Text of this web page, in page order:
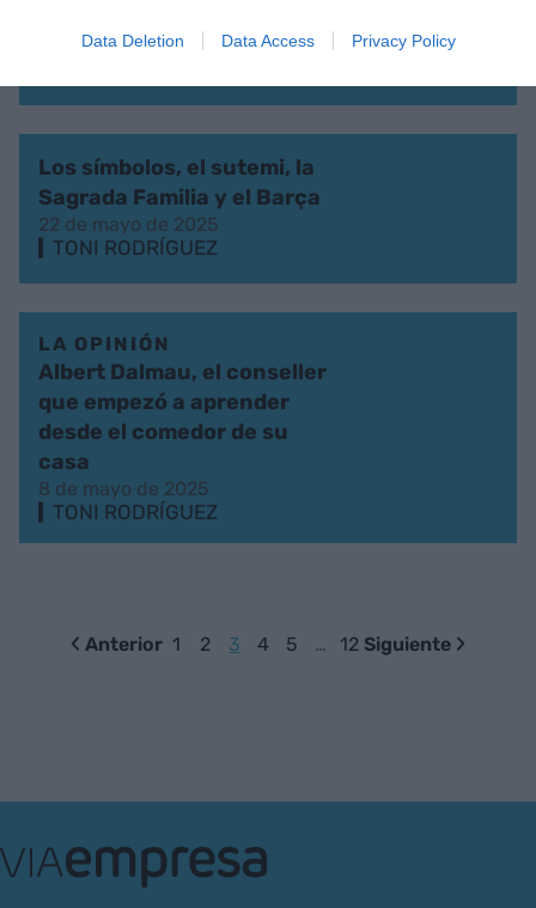
Data Deletion Data Access Privacy Policy
6 de junio de 2025
Los símbolos, el sutemi, la
Sagrada Familia y el Barça
22 de mayo de 2025
TONI RODRÍGUEZ
LA OPINIÓN
Albert Dalmau, el conseller
que empezó a aprender
desde el comedor de su
casa
8 de mayo de 2025
TONI RODRÍGUEZ
Anterior 1 2 3 4 5 … 12 Siguiente